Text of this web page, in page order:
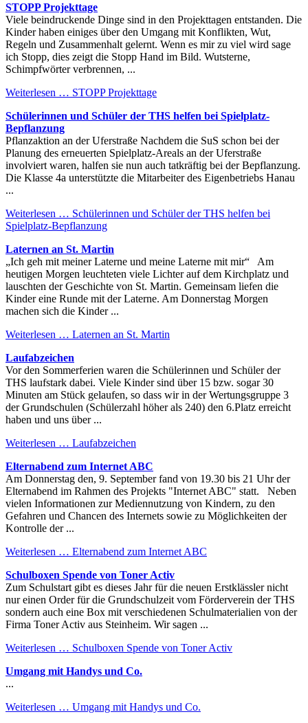
STOPP Projekttage
Viele beindruckende Dinge sind in den Projekttagen entstanden. Die
Kinder haben einiges über den Umgang mit Konflikten, Wut,
Regeln und Zusammenhalt gelernt. Wenn es mir zu viel wird sage
ich Stopp, dies zeigt die Stopp Hand im Bild. Wutsterne,
Schimpfwörter verbrennen, ...
Weiterlesen … STOPP Projekttage
Schülerinnen und Schüler der THS helfen bei Spielplatz-
Bepflanzung
Pflanzaktion an der Uferstraße Nachdem die SuS schon bei der
Planung des erneuerten Spielplatz-Areals an der Uferstraße
involviert waren, halfen sie nun auch tatkräftig bei der Bepflanzung.
Die Klasse 4a unterstützte die Mitarbeiter des Eigenbetriebs Hanau
...
Weiterlesen … Schülerinnen und Schüler der THS helfen bei
Spielplatz-Bepflanzung
Laternen an St. Martin
„Ich geh mit meiner Laterne und meine Laterne mit mir“ Am
heutigen Morgen leuchteten viele Lichter auf dem Kirchplatz und
lauschten der Geschichte von St. Martin. Gemeinsam liefen die
Kinder eine Runde mit der Laterne. Am Donnerstag Morgen
machen sich die Kinder ...
Weiterlesen … Laternen an St. Martin
Laufabzeichen
Vor den Sommerferien waren die Schülerinnen und Schüler der
THS laufstark dabei. Viele Kinder sind über 15 bzw. sogar 30
Minuten am Stück gelaufen, so dass wir in der Wertungsgruppe 3
der Grundschulen (Schülerzahl höher als 240) den 6.Platz erreicht
haben und uns über ...
Weiterlesen … Laufabzeichen
Elternabend zum Internet ABC
Am Donnerstag den, 9. September fand von 19.30 bis 21 Uhr der
Elternabend im Rahmen des Projekts "Internet ABC" statt. Neben
vielen Informationen zur Mediennutzung von Kindern, zu den
Gefahren und Chancen des Internets sowie zu Möglichkeiten der
Kontrolle der ...
Weiterlesen … Elternabend zum Internet ABC
Schulboxen Spende von Toner Activ
Zum Schulstart gibt es dieses Jahr für die neuen Erstklässler nicht
nur einen Order für die Grundschulzeit vom Förderverein der THS
sondern auch eine Box mit verschiedenen Schulmaterialien von der
Firma Toner Activ aus Steinheim. Wir sagen ...
Weiterlesen … Schulboxen Spende von Toner Activ
Umgang mit Handys und Co.
...
Weiterlesen … Umgang mit Handys und Co.